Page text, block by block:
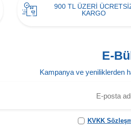
900 TL ÜZERİ
KARGO
E-
Kampanya ve yeniliklerden
KVKK